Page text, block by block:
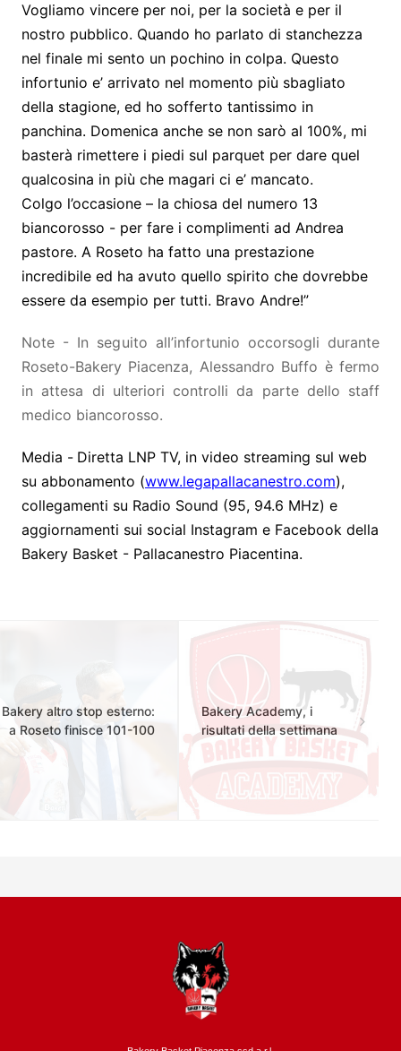
Vogliamo vincere per noi, per la società e per il
nostro pubblico. Quando ho parlato di stanchezza
nel finale mi sento un pochino in colpa. Questo
infortunio e’ arrivato nel momento più sbagliato
della stagione, ed ho sofferto tantissimo in
panchina. Domenica anche se non sarò al 100%, mi
basterà rimettere i piedi sul parquet per dare quel
qualcosina in più che magari ci e’ mancato.
Colgo l’occasione – la chiosa del numero 13
biancorosso - per fare i complimenti ad Andrea
pastore. A Roseto ha fatto una prestazione
incredibile ed ha avuto quello spirito che dovrebbe
essere da esempio per tutti. Bravo Andre!”
Note - In seguito all’infortunio occorsogli durante
Roseto-Bakery Piacenza, Alessandro Buffo è fermo
in attesa di ulteriori controlli da parte dello staff
medico biancorosso.
Media - Diretta LNP TV, in video streaming sul web
su abbonamento (www.legapallacanestro.com),
collegamenti su Radio Sound (95, 94.6 MHz) e
aggiornamenti sui social Instagram e Facebook della
Bakery Basket - Pallacanestro Piacentina.
Bakery altro stop esterno:
a Roseto finisce 101-100
Bakery Academy, i
risultati della settimana